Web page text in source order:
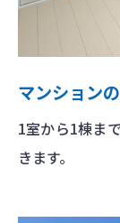
マンション
1室から1棟ま
きます。